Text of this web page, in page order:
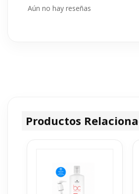
Aún no hay reseñas
Productos